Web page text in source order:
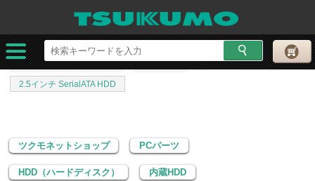
ツクモネットショップ
PCパーツ
HDD（ハードディスク）
内蔵HDD
2.5インチ SerialATA HDD
ツクモネットショップ PCパーツ
HDD（ハードディスク） 内蔵HDD